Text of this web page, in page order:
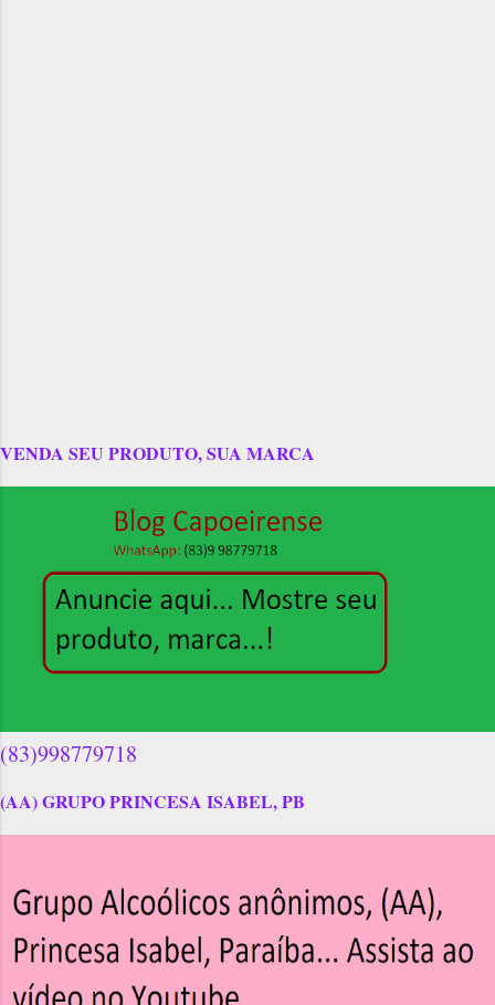
VENDA SEU PRODUTO, SUA MARCA
(83)998779718
(AA) GRUPO PRINCESA ISABEL, PB